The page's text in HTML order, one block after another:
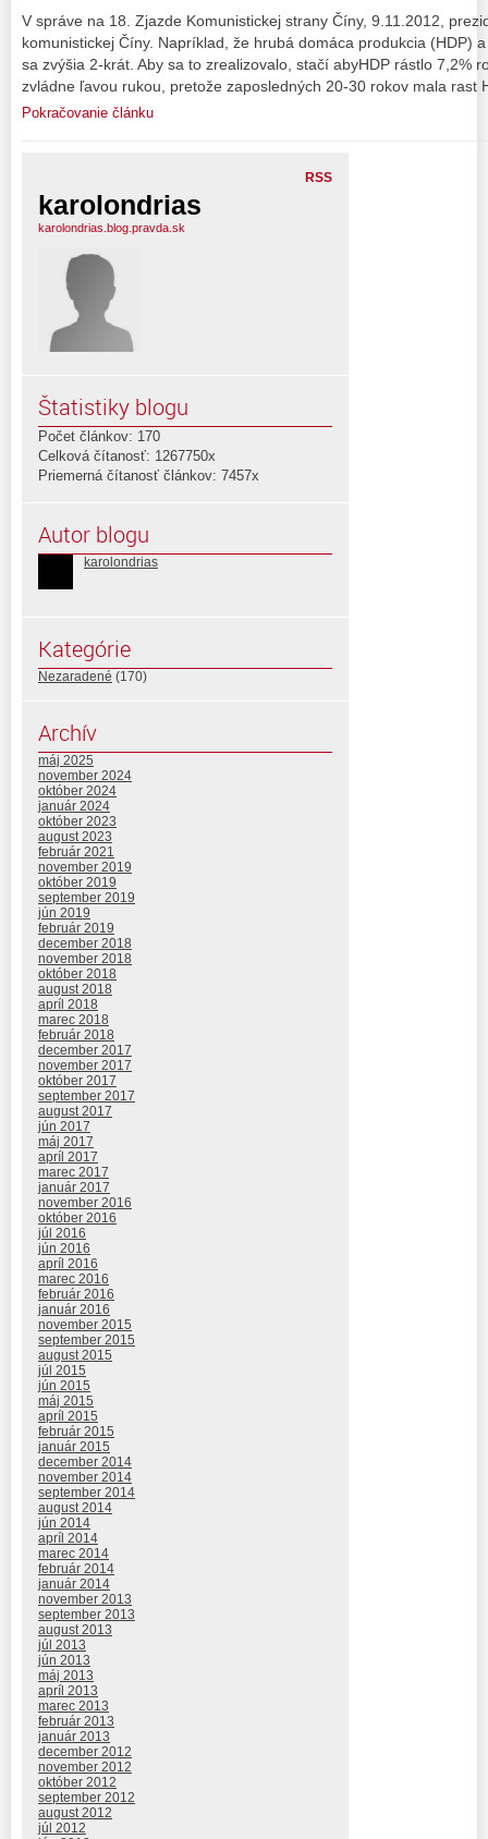
V správe na 18. Zjazde Komunistickej strany Číny, 9.11.2012,
komunistickej Číny. Napríklad, že hrubá domáca produkcia (HDP)
sa zvýšia 2-krát. Aby sa to zrealizovalo, stačí abyHDP rástlo 7,2%
zvládne ľavou rukou, pretože zaposledných 20-30 rokov mala rast
Pokračovanie článku
RSS
karolondrias
karolondrias.blog.pravda.sk
Štatistiky blogu
Počet článkov: 170
Celková čítanosť: 1267750x
Priemerná čítanosť článkov: 7457x
Autor blogu
karolondrias
Kategórie
Nezaradené (170)
Archív
máj 2025
november 2024
október 2024
január 2024
október 2023
august 2023
február 2021
november 2019
október 2019
september 2019
jún 2019
február 2019
december 2018
november 2018
október 2018
august 2018
apríl 2018
marec 2018
február 2018
december 2017
november 2017
október 2017
september 2017
august 2017
jún 2017
máj 2017
apríl 2017
marec 2017
január 2017
november 2016
október 2016
júl 2016
jún 2016
apríl 2016
marec 2016
február 2016
január 2016
november 2015
september 2015
august 2015
júl 2015
jún 2015
máj 2015
apríl 2015
február 2015
január 2015
december 2014
november 2014
september 2014
august 2014
jún 2014
apríl 2014
marec 2014
február 2014
január 2014
november 2013
september 2013
august 2013
júl 2013
jún 2013
máj 2013
apríl 2013
marec 2013
február 2013
január 2013
december 2012
november 2012
október 2012
september 2012
august 2012
júl 2012